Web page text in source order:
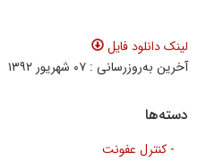
لینک دانلود فایل
آخرین به‌روزرسانی : ۰۷ شهریور ۱۳۹۲
دسته‌ها
- کنترل عفونت